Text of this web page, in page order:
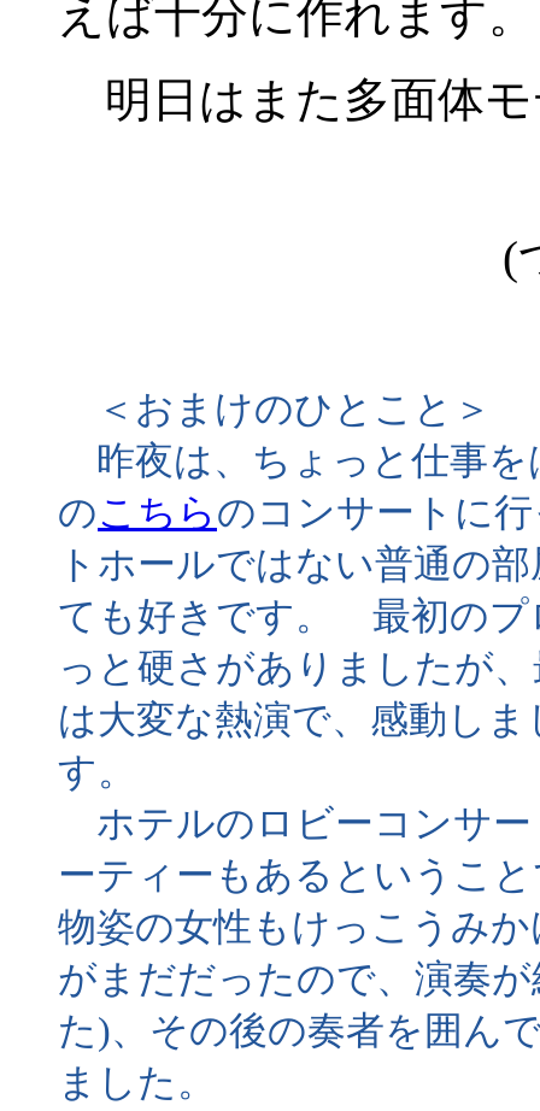
えば十分に作れます。
明日はまた多面体
(
＜おまけのひとこと＞
昨夜は、ちょっと仕事を
のこちら のコンサートに
トホールではない普通の
ても好きです。 最初のプ
っと硬さがありましたが
は大変な熱演で、感動し
す。
ホテルのロビーコンサ
ーティーもあるというこ
物姿の女性もけっこうみ
がまだだったので、演奏
た)、その後の奏者を囲ん
ました。